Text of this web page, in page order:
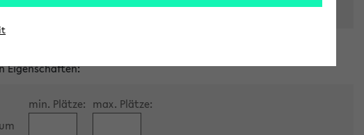
Eigenschaften:
min. Plätze: max. Plätze: